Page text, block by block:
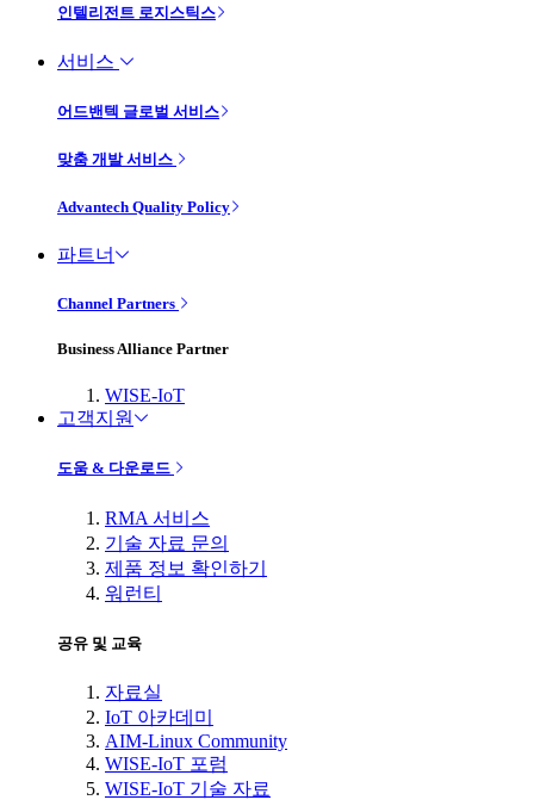
인텔리전트 로지스틱스
서비스
어드밴텍 글로벌 서비스
맞춤 개발 서비스
Advantech Quality Policy
파트너
Channel Partners
Business Alliance Partner
WISE-IoT
고객지원
도움 & 다운로드
RMA 서비스
기술 자료 문의
제품 정보 확인하기
워런티
공유 및 교육
자료실
IoT 아카데미
AIM-Linux Community
WISE-IoT 포럼
WISE-IoT 기술 자료